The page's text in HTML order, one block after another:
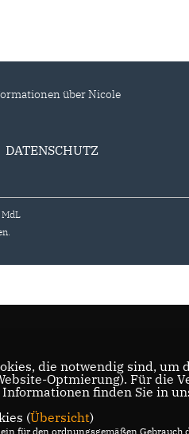
über Nicole
DATENSCHUTZ
MdL
die notwendig sind,
Optmierung). Für
finden Sie in
(Übersicht)
für den ordnungsgemäßen Gebrauch